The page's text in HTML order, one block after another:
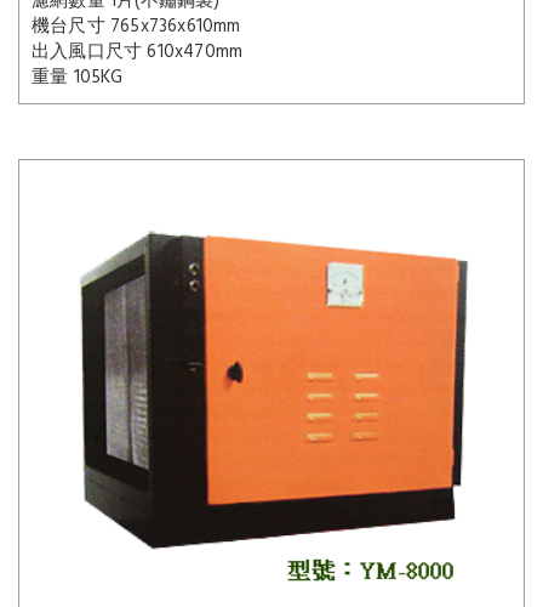
機台尺寸 765x736x610mm
出入風口尺寸610x470mm
重量 105KG